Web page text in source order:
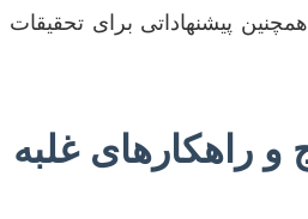
پیشنهاداتی برای تحقیقات
راهکارهای غلبه